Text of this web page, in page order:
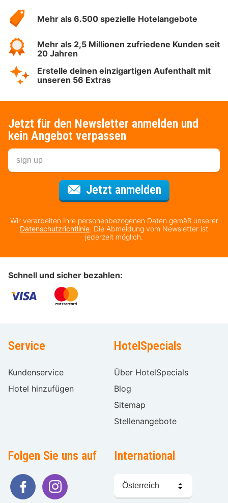
Hotelspecials
Mehr als 6.500 spezielle Hotelangebote
Mehr als 2,5 Millionen zufriedene Kunden seit
20 Jahren
Erstelle deinen einzigartigen Aufenthalt mit
unseren 56 Extras
Jetzt für den Newsletter anmelden und
kein Angebot verpassen
Jetzt anmeldenFür den
Wir verarbeiten Ihre personenbezogenen Daten gemäß unserer
Datenschutzrichtlinie. Die Abmeldung vom Newsletter ist
jederzeit möglich.
Schnell und sicher bezahlen:
Service
Kundenservice
Hotel hinzufügen
HotelSpecials
Über HotelSpecials
Blog
Sitemap
Stellenangebote
Folgen Sie uns auf International
Sprache
wählen